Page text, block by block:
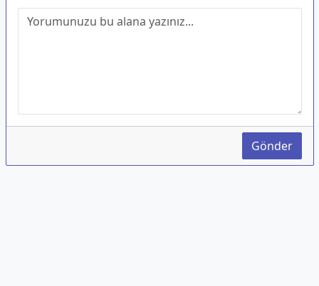
Gönder